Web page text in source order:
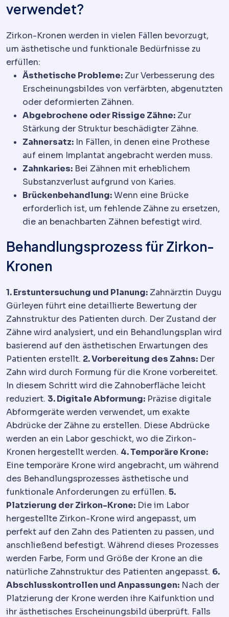
verwendet?
Zirkon-Kronen werden in vielen Fällen bevorzugt,
um ästhetische und funktionale Bedürfnisse zu
erfüllen:
Ästhetische Probleme: Zur Verbesserung des
Erscheinungsbildes von verfärbten, abgenutzten
oder deformierten Zähnen.
Abgebrochene oder Rissige Zähne: Zur
Stärkung der Struktur beschädigter Zähne.
Zahnersatz: In Fällen, in denen eine Prothese
auf einem Implantat angebracht werden muss.
Zahnkaries: Bei Zähnen mit erheblichem
Substanzverlust aufgrund von Karies.
Brückenbehandlung:Wenn eine Brücke
erforderlich ist, um fehlende Zähne zu ersetzen,
die an benachbarten Zähnen befestigt wird.
Behandlungsprozess für Zirkon-
Kronen
1. Erstuntersuchung und Planung: Zahnärztin Duygu
Gürleyen führt eine detaillierte Bewertung der
Zahnstruktur des Patienten durch. Der Zustand der
Zähne wird analysiert, und ein Behandlungsplan wird
basierend auf den ästhetischen Erwartungen des
Patienten erstellt. 2. Vorbereitung des Zahns: Der
Zahn wird durch Formung für die Krone vorbereitet.
In diesem Schritt wird die Zahnoberfläche leicht
reduziert. 3. Digitale Abformung: Präzise digitale
Abformgeräte werden verwendet, um exakte
Abdrücke der Zähne zu erstellen. Diese Abdrücke
werden an ein Labor geschickt, wo die Zirkon-
Kronen hergestellt werden. 4. Temporäre Krone:
Eine temporäre Krone wird angebracht, um während
des Behandlungsprozesses ästhetische und
funktionale Anforderungen zu erfüllen. 5.
Platzierung der Zirkon-Krone: Die im Labor
hergestellte Zirkon-Krone wird angepasst, um
perfekt auf den Zahn des Patienten zu passen, und
anschließend befestigt. Während dieses Prozesses
werden Farbe, Form und Größe der Krone an die
natürliche Zahnstruktur des Patienten angepasst. 6.
Abschlusskontrollen und Anpassungen: Nach der
Platzierung der Krone werden ihre Kaifunktion und
ihr ästhetisches Erscheinungsbild überprüft. Falls